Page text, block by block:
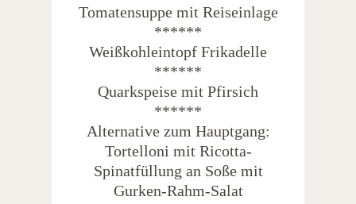
Tomatensuppe mit Reiseinlage
******
Weißkohleintopf Frikadelle
******
Quarkspeise mit Pfirsich
******
Alternative zum Hauptgang:
Tortelloni mit Ricotta-
Spinatfüllung an Soße mit
Gurken-Rahm-Salat